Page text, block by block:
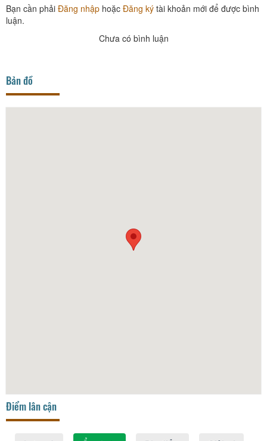
Bạn cần phải Đăng nhập hoặc Đăng ký tài khoản mới để được bình
luận.
Chưa có bình luận
Bản đồ
Điểm lân cận